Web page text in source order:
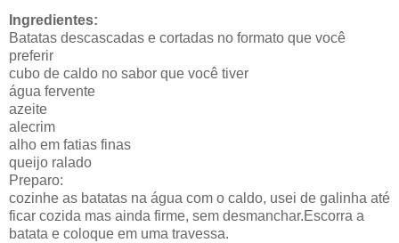
Ingredientes:
Batatas descascadas e cortadas no formato que você
preferir
cubo de caldo no sabor que você tiver
água fervente
azeite
alecrim
alho em fatias finas
queijo ralado
Preparo:
cozinhe as batatas na água com o caldo, usei de galinha até
ficar cozida mas ainda firme, sem desmanchar.Escorra a
batata e coloque em uma travessa.